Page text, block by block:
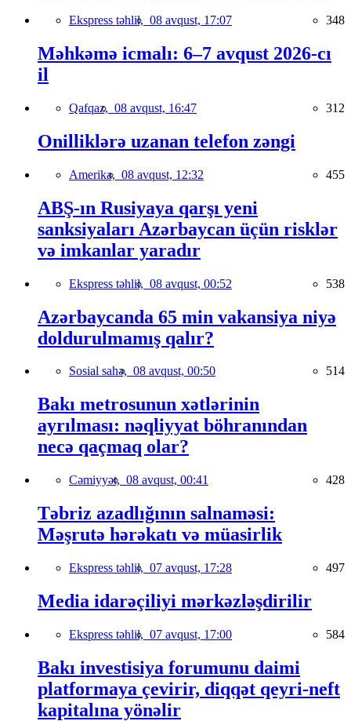
Ekspress təhlil, 08 avqust, 17:07 348
Məhkəmə icmalı: 6–7 avqust 2026-cı
il
Qafqaz, 08 avqust, 16:47 312
Onilliklərə uzanan telefon zəngi
Amerika, 08 avqust, 12:32 455
ABŞ-ın Rusiyaya qarşı yeni
sanksiyaları Azərbaycan üçün risklər
və imkanlar yaradır
Ekspress təhlil, 08 avqust, 00:52 538
Azərbaycanda 65 min vakansiya niyə
doldurulmamış qalır?
Sosial sahə, 08 avqust, 00:50 514
Bakı metrosunun xətlərinin
ayrılması: nəqliyyat böhranından
necə qaçmaq olar?
Cəmiyyət, 08 avqust, 00:41 428
Təbriz azadlığının salnaməsi:
Məşrutə hərəkatı və müasirlik
Ekspress təhlil, 07 avqust, 17:28 497
Media idarəçiliyi mərkəzləşdirilir
Ekspress təhlil, 07 avqust, 17:00 584
Bakı investisiya forumunu daimi
platformaya çevirir, diqqət qeyri-neft
kapitalına yönəlir